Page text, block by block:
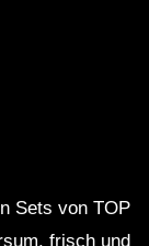
Sets von TOP
frisch und